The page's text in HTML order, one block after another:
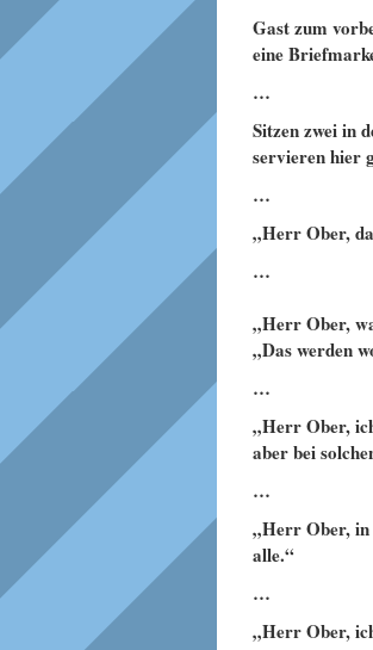
Gast zum
eine
…
Sitzen zwei in
servieren hier
…
„Herr Ober,
…
„Herr Ober,
„Das werden
…
„Herr Ober,
aber bei
…
„Herr Ober, in
alle.“
…
„Herr Ober,